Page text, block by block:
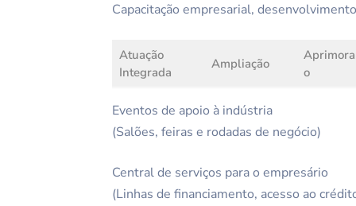
Capacitação empresarial,
Atuação
Integrada
Ampliação
o
Eventos de apoio à indústria
(Salões, feiras e rodadas de negócio)
Central de serviços para o empresário
(Linhas de financiamento, acesso ao